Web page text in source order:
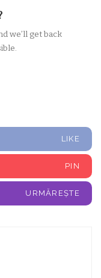
we’ll get back
LIKE
PIN
URMĂREȘTE